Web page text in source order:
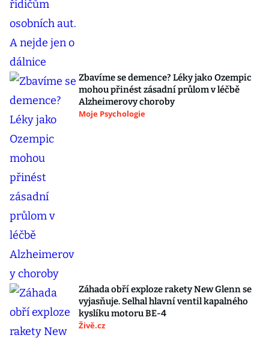
Zbavíme se demence? Léky jako Ozempic
mohou přinést zásadní průlom v léčbě
Alzheimerovy choroby
Moje Psychologie
Záhada obří exploze rakety New Glenn se
vyjasňuje. Selhal hlavní ventil kapalného
kyslíku motoru BE-4
Živě.cz